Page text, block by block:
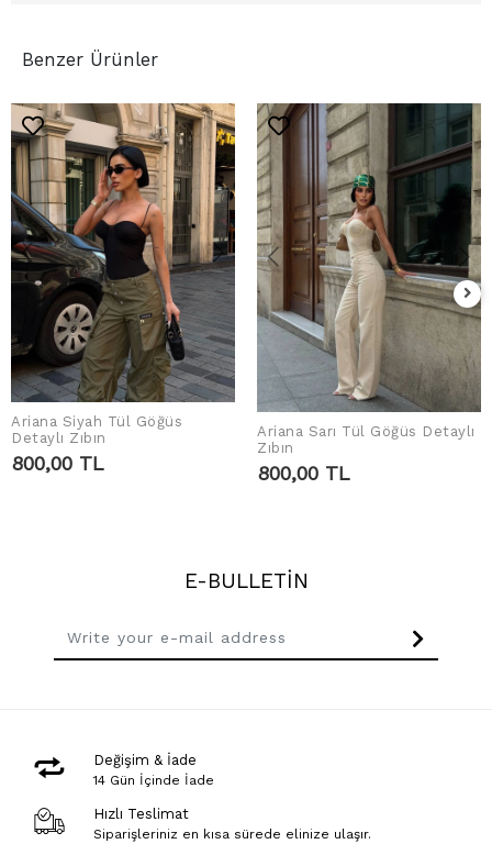
Benzer Ürünler
ADD TO CART
Ariana Siyah Tül Göğüs
Detaylı Zıbın
800,00 TL
ADD TO CART
Ariana Sarı Tül Göğüs Detaylı
Zıbın
800,00 TL
E-BULLETİN
Değişim & İade
14 Gün İçinde İade
Hızlı Teslimat
Siparişleriniz en kısa sürede elinize ulaşır.